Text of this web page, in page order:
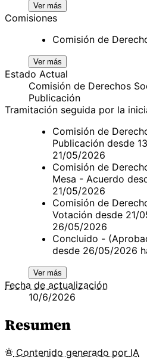
Ver más
Comisiones
Comisión de
Ver más
Estado Actual
Comisión de Derechos
Publicación
Tramitación seguida por la
Comisión de
Publicación desde
21/05/2026
Comisión de
Mesa - Acuerdo
21/05/2026
Comisión de
Votación desde 21/
26/05/2026
Concluido -
desde 26/05/2026
Ver más
Fecha de actualización
10/6/2026
Resumen
Contenido generado por IA